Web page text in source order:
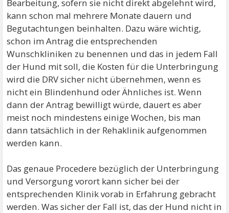
Bearbeitung, sofern sie nicht direkt abgelehnt wird,
kann schon mal mehrere Monate dauern und
Begutachtungen beinhalten. Dazu wäre wichtig,
schon im Antrag die entsprechenden
Wunschkliniken zu benennen und das in jedem Fall
der Hund mit soll, die Kosten für die Unterbringung
wird die DRV sicher nicht übernehmen, wenn es
nicht ein Blindenhund oder Ähnliches ist. Wenn
dann der Antrag bewilligt würde, dauert es aber
meist noch mindestens einige Wochen, bis man
dann tatsächlich in der Rehaklinik aufgenommen
werden kann.
Das genaue Procedere bezüglich der Unterbringung
und Versorgung vorort kann sicher bei der
entsprechenden Klinik vorab in Erfahrung gebracht
werden. Was sicher der Fall ist, das der Hund nicht in